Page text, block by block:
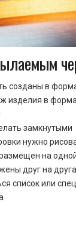
созданы в
изделия в
замкнутыми
нужно
на
друг на друга
список или